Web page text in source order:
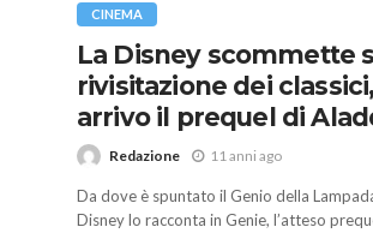
CINEMA
La Disney scommette
rivisitazione dei
arrivo il prequel di
Redazione 11 anni ago
Da dove è spuntato il Genio della
Disney lo racconta in Genie, l’atteso
prato
791
passione per
l’automobilismo
abbracciano la
god 9 mesi ago